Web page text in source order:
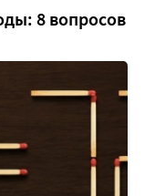
8 вопросов